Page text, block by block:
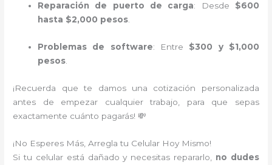
Reparación de puerto de carga: Desde $600
hasta $2,000 pesos
Problemas de software: Entre $300 y $1,000
pesos
¡Recuerda que te damos una cotización personalizada
antes de empezar cualquier trabajo, para que sepas
exactamente cuánto pagarás! 💸
¡No Esperes Más, Arregla tu Celular Hoy Mismo!
Si tu celular está dañado y necesitas repararlo, no dudes